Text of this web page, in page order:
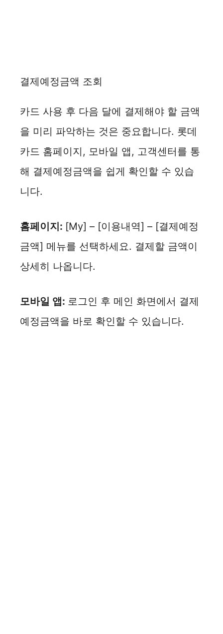
결제예정금액 조회
카드 사용 후 다음 달에 결제해야 할 금액
을 미리 파악하는 것은 중요합니다. 롯데
카드 홈페이지, 모바일 앱, 고객센터를 통
해 결제예정금액을 쉽게 확인할 수 있습
니다.
홈페이지: [My] – [이용내역] – [결제예정
금액] 메뉴를 선택하세요. 결제할 금액이
상세히 나옵니다.
모바일 앱: 로그인 후 메인 화면에서 결제
예정금액을 바로 확인할 수 있습니다.